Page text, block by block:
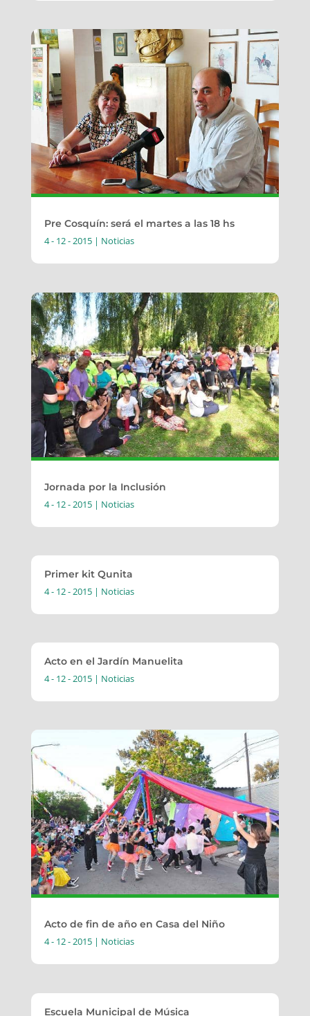
Pre Cosquín: será el martes a las 18 hs
4 - 12 - 2015| Noticias
Jornada por la Inclusión
4 - 12 - 2015| Noticias
Primer kit Qunita
4 - 12 - 2015| Noticias
Acto en el Jardín Manuelita
4 - 12 - 2015| Noticias
Acto de fin de año en Casa del Niño
4 - 12 - 2015| Noticias
Escuela Municipal de Música